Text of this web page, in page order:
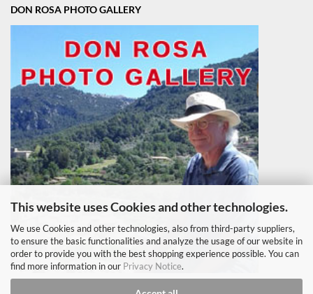
This website uses Cookies and other technologies.
We use Cookies and other technologies, also from third-party suppliers,
to ensure the basic functionalities and analyze the usage of our website in
order to provide you with the best shopping experience possible. You can
find more information in our Privacy Notice.
DON ROSA PHOTO GALLERY